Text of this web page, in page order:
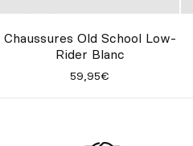
Chaussures Old School Low-
Rider Blanc
59,95€